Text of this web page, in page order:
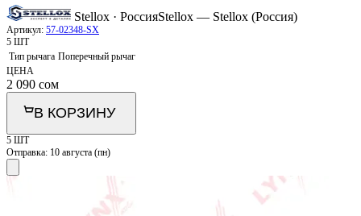
Stellox · РоссияStellox — Stellox (Россия)
Артикул: 57-02348-SX
5 ШТ
Тип рычага Поперечный рычаг
ЦЕНА
2 090 сом
В КОРЗИНУ
5 ШТ
Отправка: 10 августа (пн)